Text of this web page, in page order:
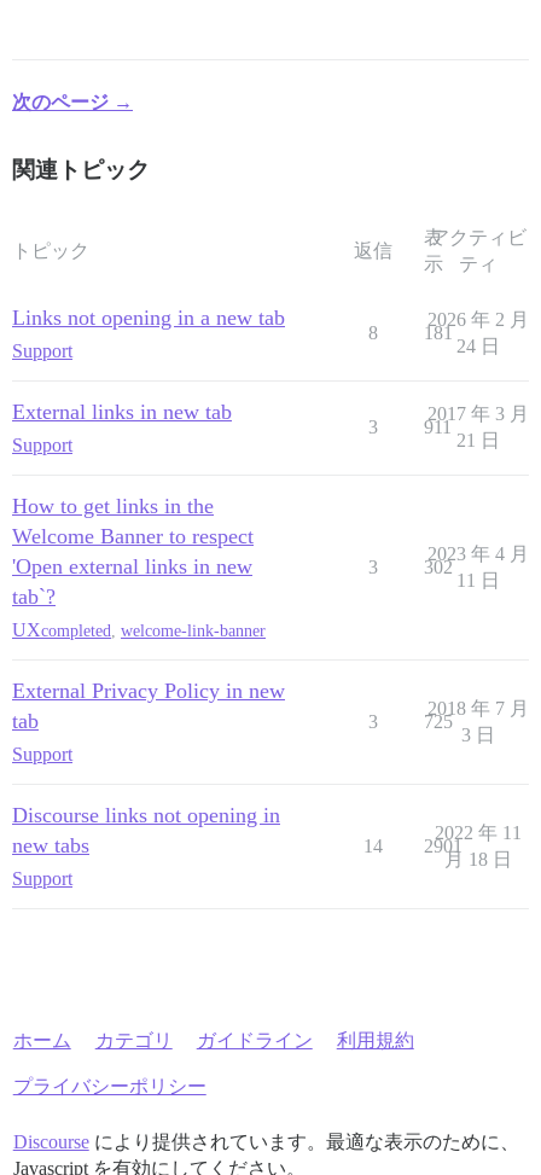
次のページ →
関連トピック
トピック 返信
表
示
アクティビ
ティ
Links not opening in a new tab
Support
8 181
2026 年 2 月
24 日
External links in new tab
Support
3 911
2017 年 3 月
21 日
How to get links in the
Welcome Banner to respect
'Open external links in new
tab`?
UXcompleted welcome-link-banner
3 302
2023 年 4 月
11 日
External Privacy Policy in new
tab
Support
3 725
2018 年 7 月
3 日
Discourse links not opening in
new tabs
Support
14 2901
2022 年 11
月 18 日
ホーム カテゴリ ガイドライン 利用規約
プライバシーポリシー
Discourseにより提供されています。最適な表示のために、
Javascript を有効にしてください。